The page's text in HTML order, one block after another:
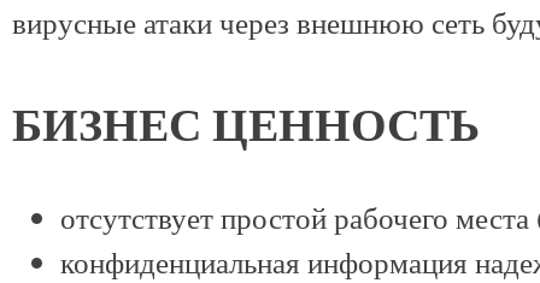
вирусные атаки через внешнюю сеть
БИЗНЕС ЦЕННОСТЬ
отсутствует простой рабочего
конфиденциальная информация